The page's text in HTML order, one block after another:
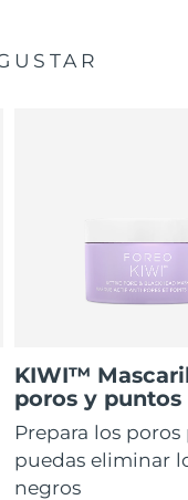
KIWI™
poros y puntos
Prepara los
puedas eliminar
negros